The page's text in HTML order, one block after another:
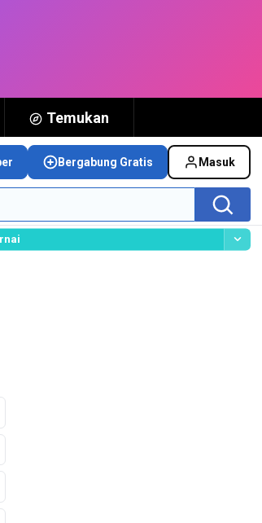
Temukan
Bergabung Gratis Masuk